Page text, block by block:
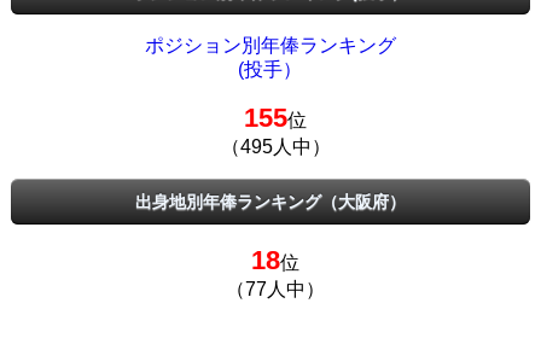
ポジション別年俸ランキング
(投手）
155位
（495人中）
出身地別年俸ランキング（大阪府）
18位
（77人中）